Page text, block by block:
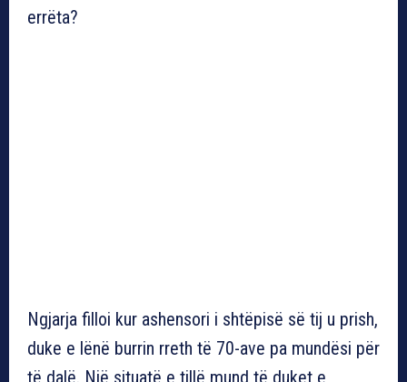
errëta?
Ngjarja filloi kur ashensori i shtëpisë së tij u prish,
duke e lënë burrin rreth të 70-ave pa mundësi për
të dalë. Një situatë e tillë mund të duket e